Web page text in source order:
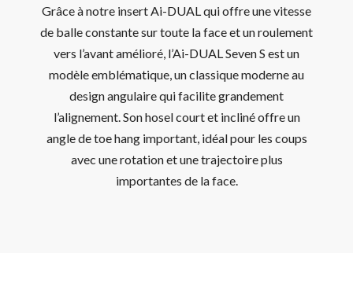
Grâce à notre insert Ai-DUAL qui offre une vitesse
de balle constante sur toute la face et un roulement
vers l’avant amélioré, l’Ai-DUAL Seven S est un
modèle emblématique, un classique moderne au
design angulaire qui facilite grandement
l’alignement. Son hosel court et incliné offre un
angle de toe hang important, idéal pour les coups
avec une rotation et une trajectoire plus
importantes de la face.